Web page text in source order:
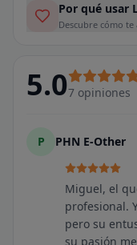
Por qué usar
Descubre cómo te
5.07 opiniones
P PHN E-Other
Miguel, el
profesional.
pero su
su pasión